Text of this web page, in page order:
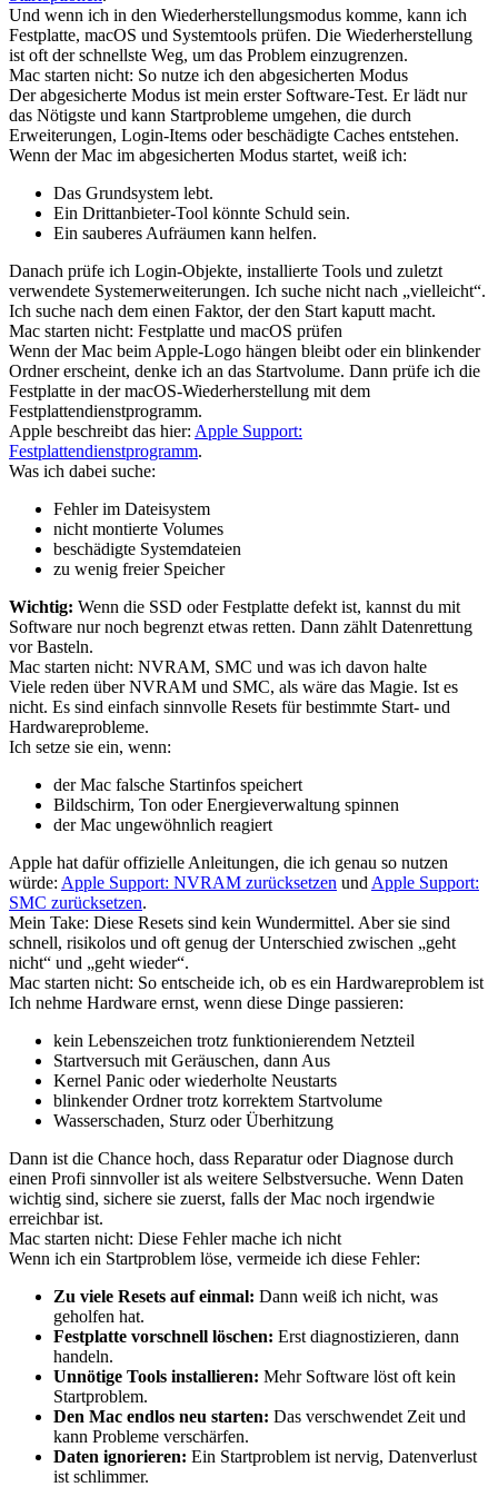
Und wenn ich in den Wiederherstellungsmodus komme, kann ich
Festplatte, macOS und Systemtools prüfen. Die Wiederherstellung
ist oft der schnellste Weg, um das Problem einzugrenzen.
Mac starten nicht: So nutze ich den abgesicherten Modus
Der abgesicherte Modus ist mein erster Software-Test. Er lädt nur
das Nötigste und kann Startprobleme umgehen, die durch
Erweiterungen, Login-Items oder beschädigte Caches entstehen.
Wenn der Mac im abgesicherten Modus startet, weiß ich:
Das Grundsystem lebt.
Ein Drittanbieter-Tool könnte Schuld sein.
Ein sauberes Aufräumen kann helfen.
Danach prüfe ich Login-Objekte, installierte Tools und zuletzt
verwendete Systemerweiterungen. Ich suche nicht nach „vielleicht“.
Ich suche nach dem einen Faktor, der den Start kaputt macht.
Mac starten nicht: Festplatte und macOS prüfen
Wenn der Mac beim Apple-Logo hängen bleibt oder ein blinkender
Ordner erscheint, denke ich an das Startvolume. Dann prüfe ich die
Festplatte in der macOS-Wiederherstellung mit dem
Festplattendienstprogramm.
Apple beschreibt das hier: Apple Support:
Festplattendienstprogramm.
Was ich dabei suche:
Fehler im Dateisystem
nicht montierte Volumes
beschädigte Systemdateien
zu wenig freier Speicher
Wichtig: Wenn die SSD oder Festplatte defekt ist, kannst du mit
Software nur noch begrenzt etwas retten. Dann zählt Datenrettung
vor Basteln.
Mac starten nicht: NVRAM, SMC und was ich davon halte
Viele reden über NVRAM und SMC, als wäre das Magie. Ist es
nicht. Es sind einfach sinnvolle Resets für bestimmte Start- und
Hardwareprobleme.
Ich setze sie ein, wenn:
der Mac falsche Startinfos speichert
Bildschirm, Ton oder Energieverwaltung spinnen
der Mac ungewöhnlich reagiert
Apple hat dafür offizielle Anleitungen, die ich genau so nutzen
würde: Apple Support: NVRAM zurücksetzen und Apple Support:
SMC zurücksetzen.
Mein Take: Diese Resets sind kein Wundermittel. Aber sie sind
schnell, risikolos und oft genug der Unterschied zwischen „geht
nicht“ und „geht wieder“.
Mac starten nicht: So entscheide ich, ob es ein Hardwareproblem ist
Ich nehme Hardware ernst, wenn diese Dinge passieren:
kein Lebenszeichen trotz funktionierendem Netzteil
Startversuch mit Geräuschen, dann Aus
Kernel Panic oder wiederholte Neustarts
blinkender Ordner trotz korrektem Startvolume
Wasserschaden, Sturz oder Überhitzung
Dann ist die Chance hoch, dass Reparatur oder Diagnose durch
einen Profi sinnvoller ist als weitere Selbstversuche. Wenn Daten
wichtig sind, sichere sie zuerst, falls der Mac noch irgendwie
erreichbar ist.
Mac starten nicht: Diese Fehler mache ich nicht
Wenn ich ein Startproblem löse, vermeide ich diese Fehler:
Zu viele Resets auf einmal: Dann weiß ich nicht, was
geholfen hat.
Festplatte vorschnell löschen: Erst diagnostizieren, dann
handeln.
Unnötige Tools installieren: Mehr Software löst oft kein
Startproblem.
Den Mac endlos neu starten: Das verschwendet Zeit und
kann Probleme verschärfen.
Daten ignorieren: Ein Startproblem ist nervig, Datenverlust
ist schlimmer.